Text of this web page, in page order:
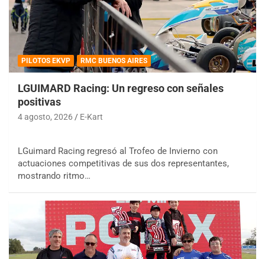
PILOTOS EKVP RMC BUENOS AIRES
LGUIMARD Racing: Un regreso con señales
positivas
4 agosto, 2026 E-Kart
LGuimard Racing regresó al Trofeo de Invierno con
actuaciones competitivas de sus dos representantes,
mostrando ritmo…